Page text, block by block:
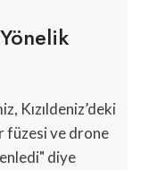
Kızıldeniz’deki
füzesi ve drone
diye